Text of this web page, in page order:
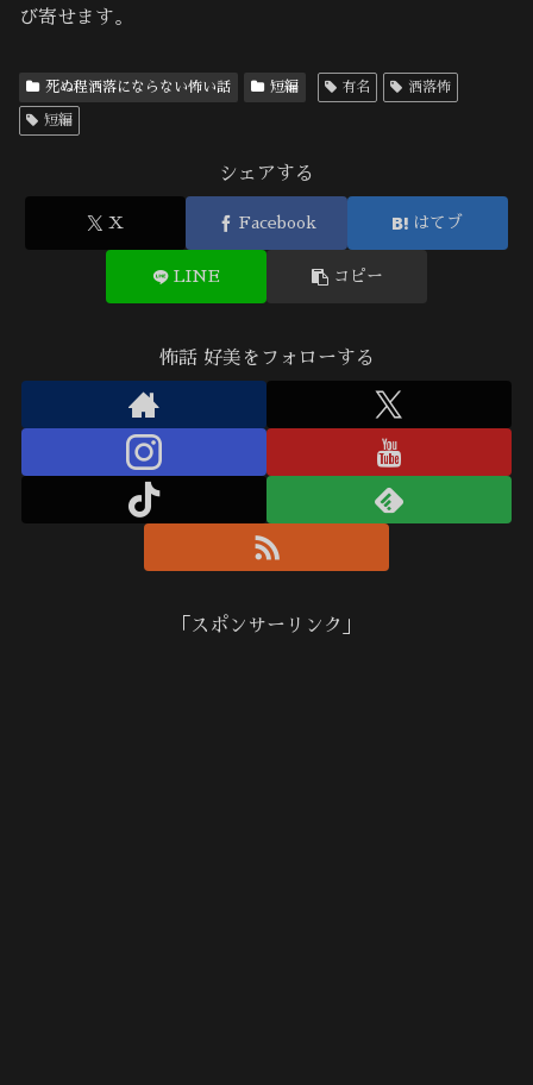
び寄せます。
死ぬ程洒落にならない怖い話 短編 有名 洒落怖
短編
シェアする
X Facebook はてブ
LINE コピー
怖話 好美をフォローする
「スポンサーリンク」